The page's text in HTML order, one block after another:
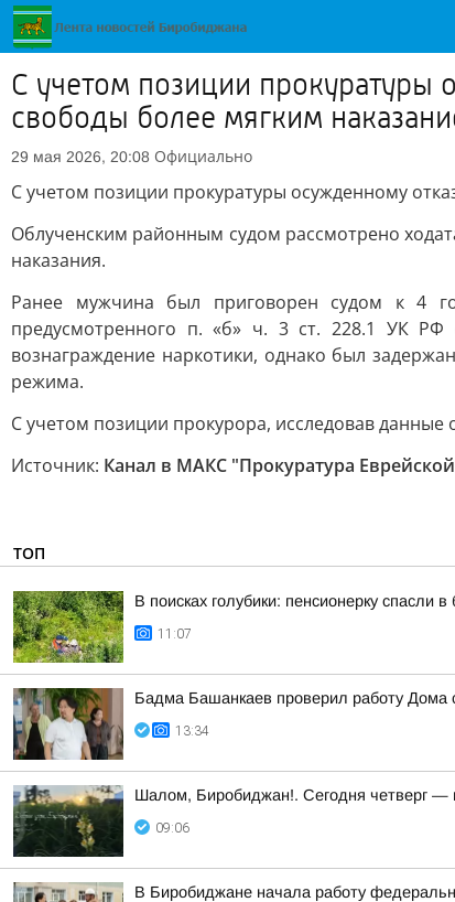
С учетом позиции прокуратуры
свободы более мягким
29 мая 2026, 20:08 Официально
С учетом позиции прокуратуры осужденному
Облученским районным судом рассмотрено
наказания.
Ранее мужчина был приговорен судом к 4
предусмотренного п. «б» ч. 3 ст. 228.1 УК РФ
вознаграждение наркотики, однако был
режима.
С учетом позиции прокурора, исследовав данные
Источник: Канал в МАКС "Прокуратура
ТОП
В поисках голубики: пенсионерку спасли
11:07
Бадма Башанкаев проверил работу Дома
13:34
Шалом, Биробиджан!. Сегодня четверг —
09:06
В Биробиджане начала работу